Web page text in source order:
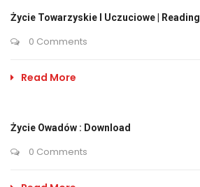
Życie Towarzyskie I Uczuciowe | Reading
0 Comments
Read More
Życie Owadów : Download
0 Comments